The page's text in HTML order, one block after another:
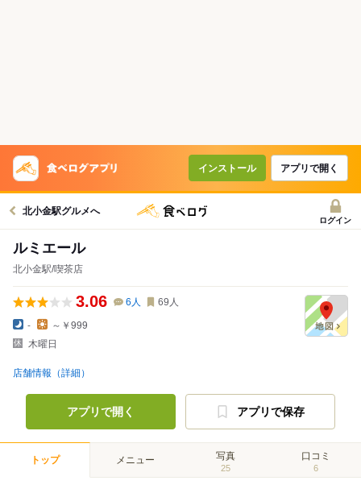
インストール アプリで開く
北小金駅グルメへ
ログイン
ルミエール
北小金駅/喫茶店
3.06 6 人 69 人
-
～￥999
木曜日
店舗情報（詳細）
アプリで開く アプリで保存
トップ メニュー 写真
25
口コミ
6